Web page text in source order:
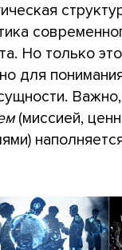
Но только
для
(миссией,